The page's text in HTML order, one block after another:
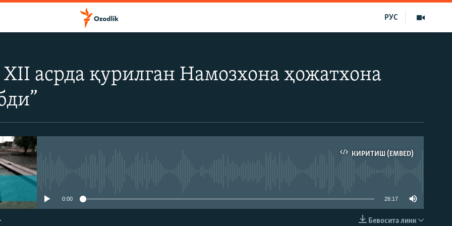
РУС
XII асрда қурилган Намозхона ҳожатхона
КИРИТИШ (EMBED)
0:00 26:17
Бевосита линк